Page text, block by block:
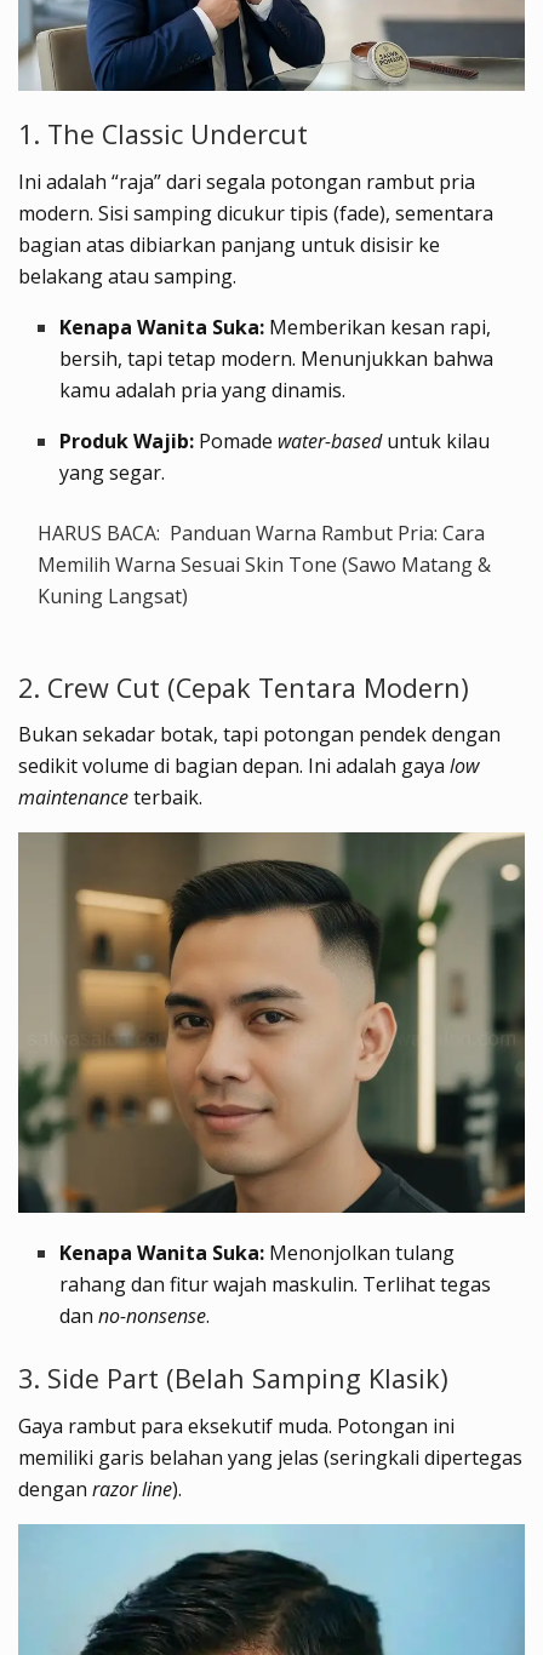
1. The Classic Undercut
Ini adalah “raja” dari segala potongan rambut pria
modern. Sisi samping dicukur tipis (fade), sementara
bagian atas dibiarkan panjang untuk disisir ke
belakang atau samping.
Kenapa Wanita Suka: Memberikan kesan rapi,
bersih, tapi tetap modern. Menunjukkan bahwa
kamu adalah pria yang dinamis.
Produk Wajib: Pomade water-baseduntuk kilau
yang segar.
HARUS BACA: Panduan Warna Rambut Pria: Cara
Memilih Warna Sesuai Skin Tone (Sawo Matang &
Kuning Langsat)
2. Crew Cut (Cepak Tentara Modern)
Bukan sekadar botak, tapi potongan pendek dengan
sedikit volume di bagian depan. Ini adalah gaya low
maintenanceterbaik.
Kenapa Wanita Suka: Menonjolkan tulang
rahang dan fitur wajah maskulin. Terlihat tegas
danno-nonsense.
3. Side Part (Belah Samping Klasik)
Gaya rambut para eksekutif muda. Potongan ini
memiliki garis belahan yang jelas (seringkali dipertegas
dengan razor line).